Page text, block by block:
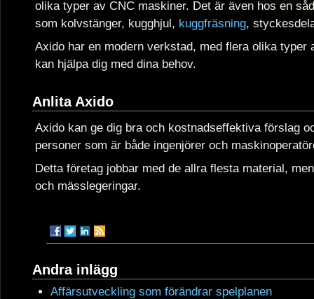
olika typer av CNC maskiner. Det är även hos en
som kolvstänger, kugghjul, kuggfräsning,
Axido har en modern verkstad, med flera olika
kan hjälpa dig med dina behov.
Anlita Axido
Axido kan ge dig bra och kostnadseffektiva förslag
personer som är både ingenjörer och
Detta företag jobbar med de allra flesta material,
och mässlegeringar.
Andra inlägg
Affärsutveckling som förändrar spelplanen